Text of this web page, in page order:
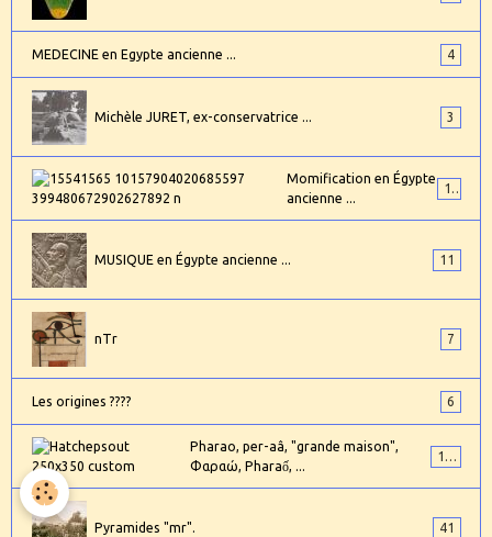
MEDECINE en Egypte ancienne ... 4
Michèle JURET, ex-conservatrice ... 3
Momification en Égypte
ancienne ...
17
MUSIQUE en Égypte ancienne ... 11
nTr 7
Les origines ???? 6
Pharao, per-aâ, "grande maison",
Φαραώ, Pharaố, ...
101
Pyramides "mr". 41